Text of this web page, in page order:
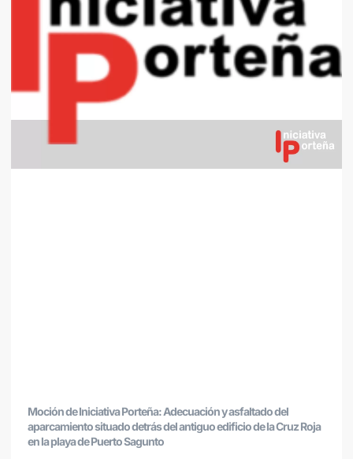
Moción de Iniciativa Porteña: Adecuación y asfaltado del
aparcamiento situado detrás del antiguo edificio de la Cruz Roja
en la playa de Puerto Sagunto